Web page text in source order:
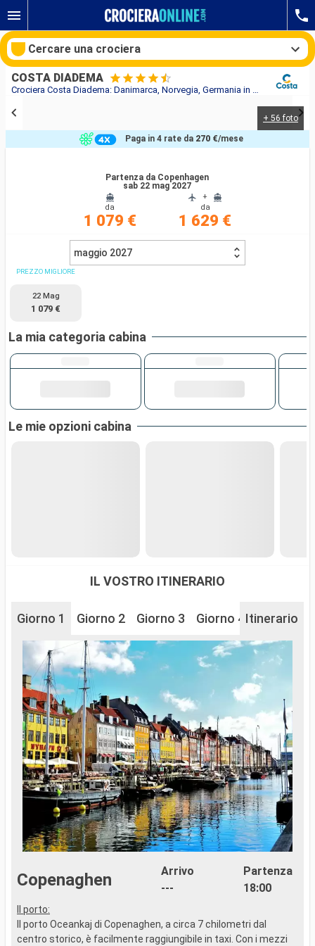
Crociera Costa Diadema: Danimarca, Norvegia, Germania in partenza da Copenhagen
COSTA DIADEMA
+ 56 foto
Partenza da Copenhagen
sab 22 mag 2027
da
1 079 €
+
da
1 629 €
Paga in 4 rate da270 €/mese
maggio 2027
PREZZO MIGLIORE
22 Mag
1 079 €
La mia categoria cabina
Le mie opzioni cabina
IL VOSTRO ITINERARIO
Giorno 1 Giorno 2 Giorno 3 Giorno 4 Giorno 5
Itinerario
Copenaghen
Arrivo
---
Partenza
18:00
Il porto:
Il porto Oceankaj di Copenaghen, a circa 7 chilometri dal
centro storico, è facilmente raggiungibile in taxi. Con i mezzi
Cercare una crociera
Compagnie
Ricerca